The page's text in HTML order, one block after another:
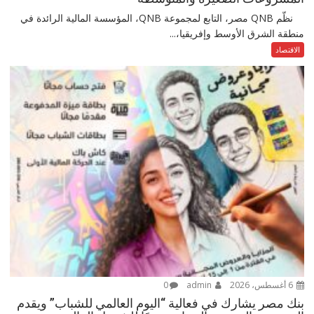
نظّم QNB مصر، التابع لمجموعة QNB، المؤسسة المالية الرائدة في
منطقة الشرق الأوسط وإفريقيا،...
الاقتصاد
6 أغسطس، 2026 0
بنك مصر يشارك في فعالية “اليوم العالمي للشباب” ويقدم